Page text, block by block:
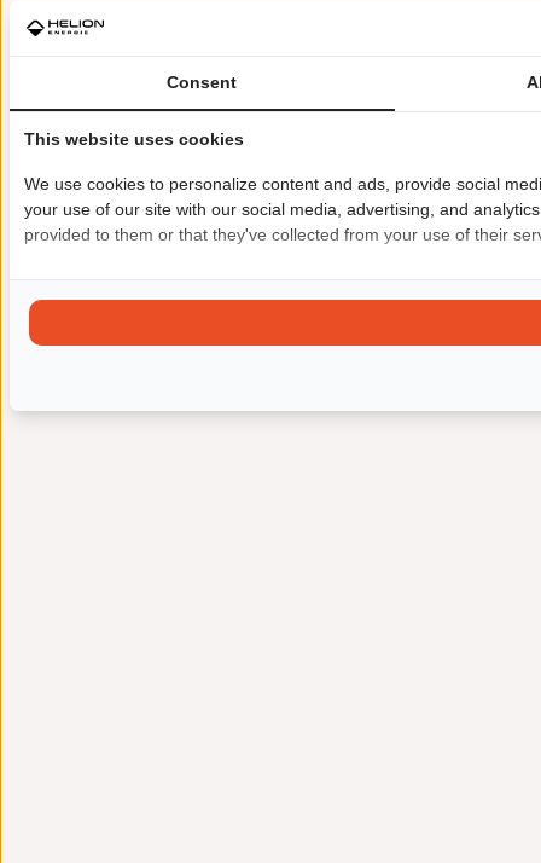
Consent
This website uses cookies
We use cookies to personalize content and ads, provide social
your use of our site with our social media, advertising, and
provided to them or that they've collected from your use of their